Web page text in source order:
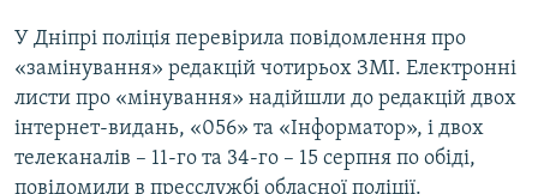
КТАТ
ДОЛУЧАЙСЯ!
У Дніпрі поліція перевірила повідомлення про
«замінування» редакцій чотирьох ЗМІ. Електронні
листи про «мінування» надійшли до редакцій двох
інтернет-видань, «056» та «Інформатор», і двох
телеканалів – 11-го та 34-го – 15 серпня по обіді,
повідомили в пресслужбі обласної поліції.